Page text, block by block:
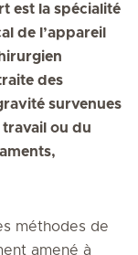
est la spécialité
de l’appareil
des
survenues
travail ou du
méthodes de
amené à